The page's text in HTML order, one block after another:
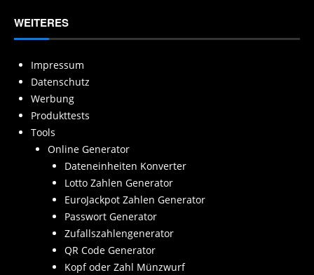
WEITERES
Impressum
Datenschutz
Werbung
Produkttests
Tools
Online Generator
Dateneinheiten Konverter
Lotto Zahlen Generator
EuroJackpot Zahlen Generator
Passwort Generator
Zufallszahlengenerator
QR Code Generator
Kopf oder Zahl Münzwurf